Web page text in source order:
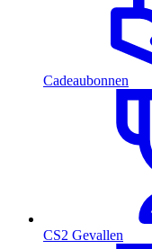
Cadeaubonnen
CS2 Gevallen